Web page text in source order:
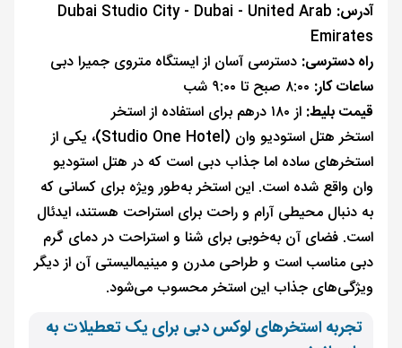
آدرس: Dubai Studio City - Dubai - United Arab
Emirates
راه دسترسی: دسترسی آسان از ایستگاه متروی جمیرا دبی
ساعات کار:
قیمت بلیط: از ۱۸۰ درهم برای استفاده از استخر
استخر هتل استودیو وان (Studio One Hotel)، یکی از
استخرهای ساده اما جذاب دبی است که در هتل استودیو
وان واقع شده است. این استخر به‌طور ویژه برای کسانی که
به دنبال محیطی آرام و راحت برای استراحت هستند، ایدئال
است. فضای آن به‌خوبی برای شنا و استراحت در دمای گرم
دبی مناسب است و طراحی مدرن و مینیمالیستی آن از دیگر
ویژگی‌های جذاب این استخر محسوب می‌شود.
تجربه استخرهای لوکس دبی برای یک تعطیلات به